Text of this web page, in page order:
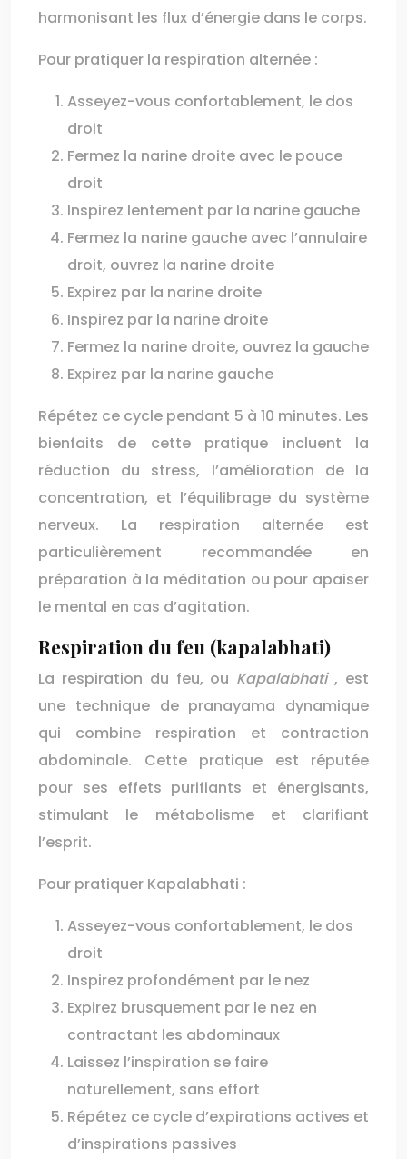
harmonisant les flux d’énergie dans le corps.
Pour pratiquer la respiration alternée :
Asseyez-vous confortablement, le dos
droit
Fermez la narine droite avec le pouce
droit
Inspirez lentement par la narine gauche
Fermez la narine gauche avec l’annulaire
droit, ouvrez la narine droite
Expirez par la narine droite
Inspirez par la narine droite
Fermez la narine droite, ouvrez la gauche
Expirez par la narine gauche
Répétez ce cycle pendant 5 à 10 minutes. Les
bienfaits de cette pratique incluent la
réduction du stress, l’amélioration de la
concentration, et l’équilibrage du système
nerveux. La respiration alternée est
particulièrement recommandée en
préparation à la méditation ou pour apaiser
le mental en cas d’agitation.
Respiration du feu (kapalabhati)
La respiration du feu, ou Kapalabhati, est
une technique de pranayama dynamique
qui combine respiration et contraction
abdominale. Cette pratique est réputée
pour ses effets purifiants et énergisants,
stimulant le métabolisme et clarifiant
l’esprit.
Pour pratiquer Kapalabhati :
Asseyez-vous confortablement, le dos
droit
Inspirez profondément par le nez
Expirez brusquement par le nez en
contractant les abdominaux
Laissez l’inspiration se faire
naturellement, sans effort
Répétez ce cycle d’expirations actives et
d’inspirations passives